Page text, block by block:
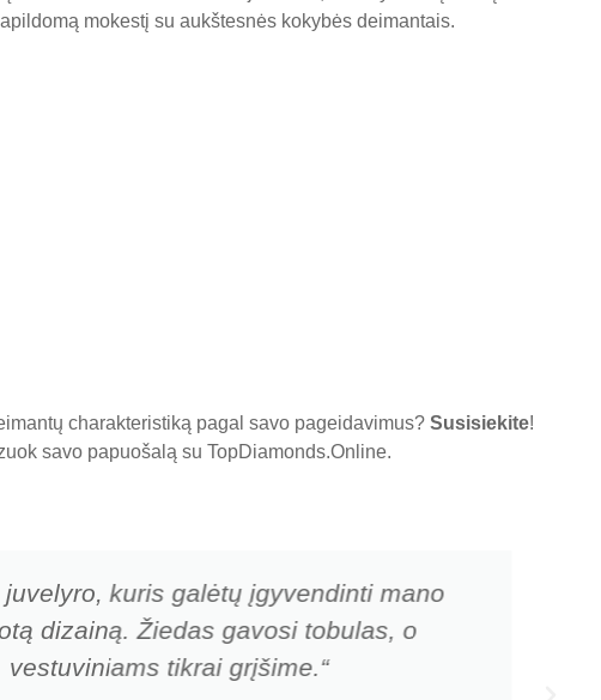
mokestį su aukštesnės kokybės deimantais.
charakteristiką pagal savo pageidavimus? Susisiekite!
savo papuošalą su TopDiamonds.Online.
juvelyro, kuris galėtų įgyvendinti mano
dizainą. Žiedas gavosi tobulas, o
vestuviniams tikrai grįšime.“